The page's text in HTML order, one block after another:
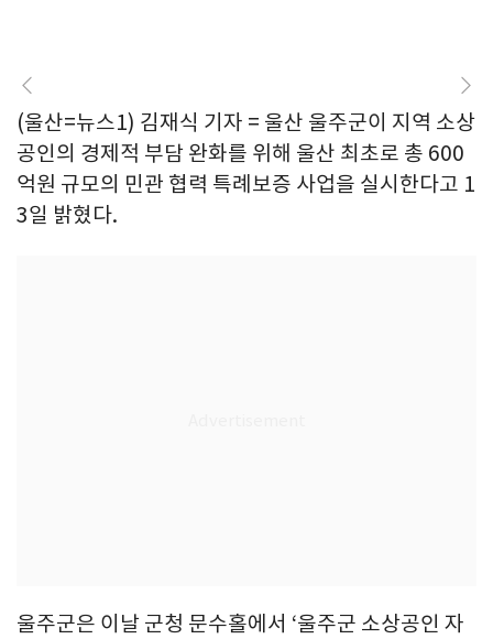
(울산=뉴스1) 김재식 기자 = 울산 울주군이 지역 소상
공인의 경제적 부담 완화를 위해 울산 최초로 총 600
억원 규모의 민관 협력 특례보증 사업을 실시한다고 1
3일 밝혔다.
울주군은 이날 군청 문수홀에서 ‘울주군 소상공인 자